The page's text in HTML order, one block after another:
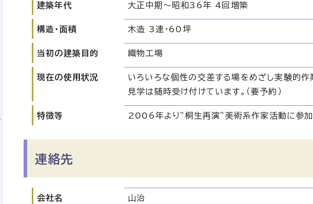
建築年代 大正中期～昭和36年 4回増築
構造・面積 木造 3連・60坪
当初の建築目的 織物工場
現在の使用状況
いろいろな個性の交差する場をめざし実験的作
見学は随時受け付けています。（要予約）
特徴等 2006年より”桐生再演”美術系作家活動に参加
連絡先
会社名 山治